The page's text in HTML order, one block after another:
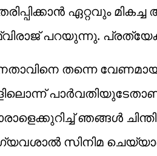
ഏറ്റവും മികച്ച
പറയുന്നു.
തന്നെ
ഞങ്ങൾ
സിനിമ